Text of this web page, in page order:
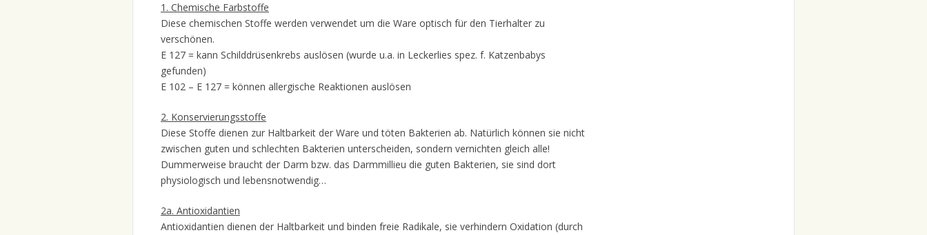
1. Chemische Farbstoffe
Diese chemischen Stoffe werden verwendet um die Ware optisch für den Tierhalter zu
verschönen.
E 127 = kann Schilddrüsenkrebs auslösen (wurde u.a. in Leckerlies spez. f. Katzenbabys
gefunden)
E 102 – E 127 = können allergische Reaktionen auslösen
2. Konservierungsstoffe
Diese Stoffe dienen zur Haltbarkeit der Ware und töten Bakterien ab. Natürlich können sie nicht
zwischen guten und schlechten Bakterien unterscheiden, sondern vernichten gleich alle!
Dummerweise braucht der Darm bzw. das Darmmillieu die guten Bakterien, sie sind dort
physiologisch und lebensnotwendig…
2a. Antioxidantien
Antioxidantien dienen der Haltbarkeit und binden freie Radikale, sie verhindern Oxidation (durch